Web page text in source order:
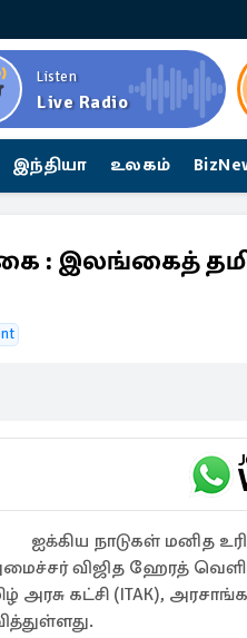
Listen
Live Radio
இந்தியா உலகம்
: இலங்கைத்
ஐக்கிய நாடுகள் மனித
விஜித ஹேரத்
கட்சி (ITAK),